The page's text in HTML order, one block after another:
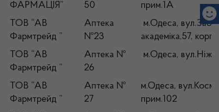
ФАРМАЦІЯ”
50
прим.1А
ТОВ “АВ
Фармтрейд ”
Аптека
№23
м.Одеса,
академіка,57,
ТОВ “АВ
Фармтрейд ”
Аптека №
26
м.Одеса,
ТОВ “АВ
Фармтрейд ”
Аптека №
27
м.Одеса,
прим.102